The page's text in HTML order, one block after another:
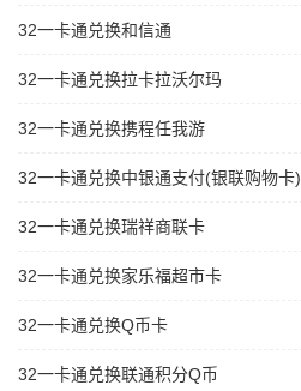
32一卡通兑换和信通
32一卡通兑换拉卡拉沃尔玛
32一卡通兑换携程任我游
32一卡通兑换中银通支付(银联购物卡)
32一卡通兑换瑞祥商联卡
32一卡通兑换家乐福超市卡
32一卡通兑换Q币卡
32一卡通兑换联通积分Q币